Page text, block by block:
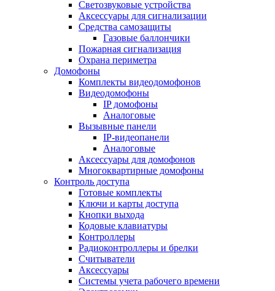
Светозвуковые устройства
Аксессуары для сигнализации
Средства самозащиты
Газовые баллончики
Пожарная сигнализация
Охрана периметра
Домофоны
Комплекты видеодомофонов
Видеодомофоны
IP домофоны
Аналоговые
Вызывные панели
IP-видеопанели
Аналоговые
Аксессуары для домофонов
Многоквартирные домофоны
Контроль доступа
Готовые комплекты
Ключи и карты доступа
Кнопки выхода
Кодовые клавиатуры
Контроллеры
Радиоконтроллеры и брелки
Считыватели
Аксессуары
Системы учета рабочего времени